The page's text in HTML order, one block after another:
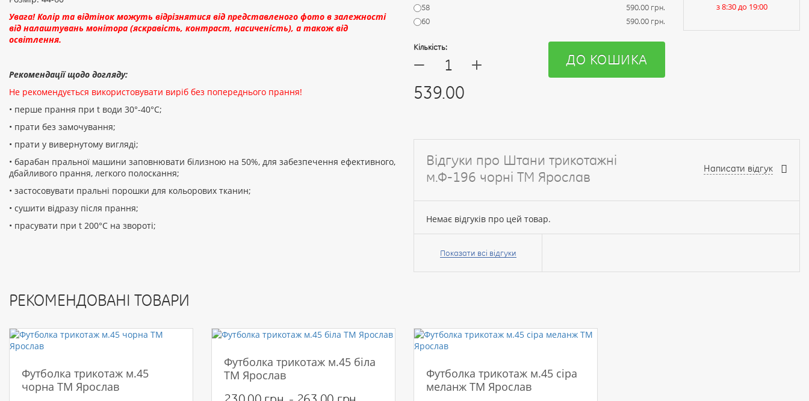
Увага! Колір та відтінок можуть відрізнятися від представленого фото в залежності
від налаштувань монітора (яскравість, контраст, насиченість), а також від
освітлення.
Рекомендації щодо догляду:
Не рекомендується використовувати виріб без попереднього прання!
• перше прання при t води 30°-40°C;
• прати без замочування;
• прати у вивернутому вигляді;
• барабан пральної машини заповнювати білизною на 50%, для забезпечення ефективного,
дбайливого прання, легкого полоскання;
• застосовувати пральні порошки для кольорових тканин;
• сушити відразу після прання;
• прасувати при t 200°С на звороті;
58
590.00 грн.
60
590.00 грн.
Кількість:
— +
539.00
ДО КОШИКА
з 8:30 до 19:00
Відгуки про Штани трикотажні
м.Ф-196 чорні ТМ Ярослав
Написати відгук
Немає відгуків про цей товар.
Ваше
Рейтинг:
Показати всі відгуки
РЕКОМЕНДОВАНІ ТОВАРИ
Футболка трикотаж м.45
чорна ТМ Ярослав
Футболка трикотаж м.45 біла
ТМ Ярослав
Футболка трикотаж м.45 сіра
меланж ТМ Ярослав